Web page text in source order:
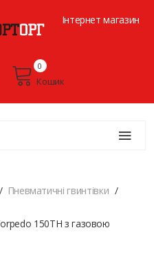
Інтернет магазин
Кошик
0
Пневматичні гвинтівки
150TH з газовою